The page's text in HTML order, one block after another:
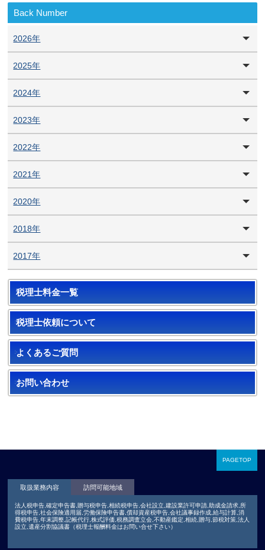
Back Number
2026年
2025年
2024年
2023年
2022年
2021年
2020年
2018年
2017年
税理士料金一覧
税理士依頼について
よくあるご質問
お問い合わせ
PAGETOP
取扱業務内容 訪問可能地域
法人税申告,確定申告書,贈与税申告,相続税申告,会社設立,建設業許可申請,助成金請求,所
得税申告,社会保険適用届,労働保険申告書,償却資産税申告,会社議事録作成,給与計算,消
費税申告,年末調整,記帳代行,株式評価,税務調査立会,不動産鑑定,相続,贈与,節税対策,法人
設立,遺産分割協議書（税理士報酬料金はお問い合せ下さい）